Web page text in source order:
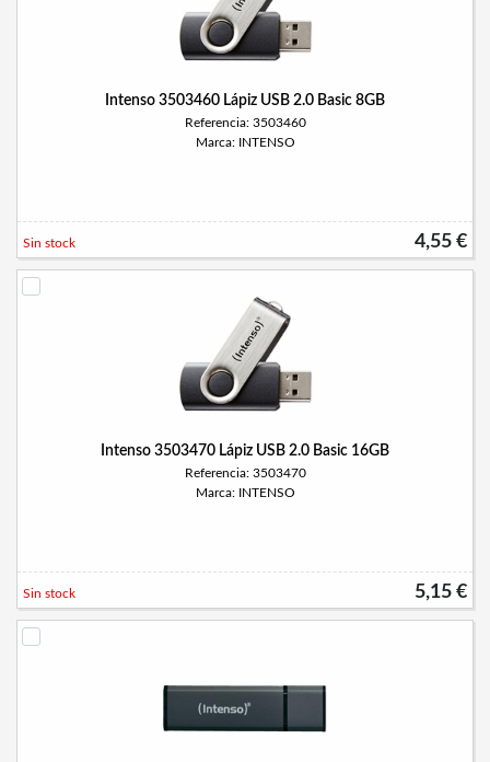
Intenso 3503460 Lápiz USB 2.0 Basic 8GB
Referencia: 3503460
Marca: INTENSO
4,55 €
Sin stock
Intenso 3503470 Lápiz USB 2.0 Basic 16GB
Referencia: 3503470
Marca: INTENSO
5,15 €
Sin stock